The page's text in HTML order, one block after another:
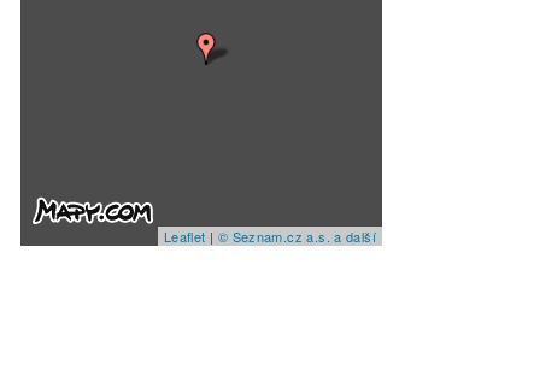
Leaflet | © Seznam.cz a.s. a další